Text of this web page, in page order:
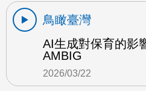
鳥瞰臺灣
AI生成對保育的影
AMBIG
2026/03/22